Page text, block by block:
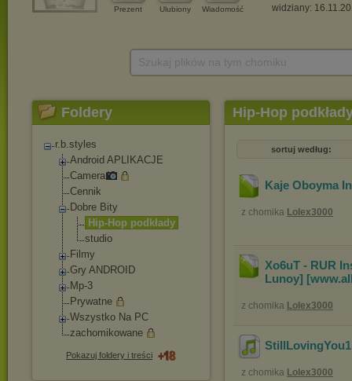
Prezent Ulubiony Wiadomość widziany:
Foldery
r.b.styles
Android APLIKACJE
Camera
Cennik
Dobre Bity
Hip-Hop podkłady
studio
Filmy
Gry ANDROID
Mp-3
Prywatne
Wszystko Na PC
zachomikowane
Pokazuj foldery i treści
Hip-Hop
sortuj według:
Kaje Oboyma
z chomika Lolex3000
Xo6uT - RUR
Lunoy]
z chomika Lolex3000
StillLovingYou1
z chomika Lolex3000